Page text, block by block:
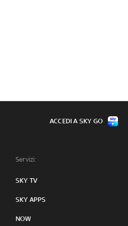
Servizi:
SKY TV
SKY APPS
NOW
ACCEDI A SKY GO